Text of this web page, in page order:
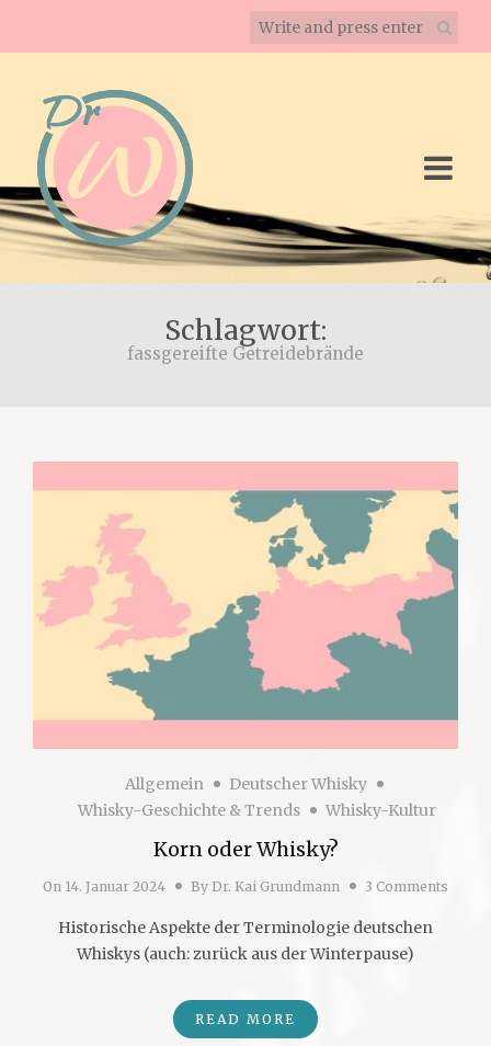
Schlagwort:
fassgereifte Getreidebrände
Allgemein
Deutscher Whisky
Whisky-Geschichte & Trends
Whisky-Kultur
Korn oder Whisky?
On 14. Januar 2024 By Dr. Kai Grundmann 3 Comments
Historische Aspekte der Terminologie deutschen
Whiskys (auch: zurück aus der Winterpause)
READ MORE